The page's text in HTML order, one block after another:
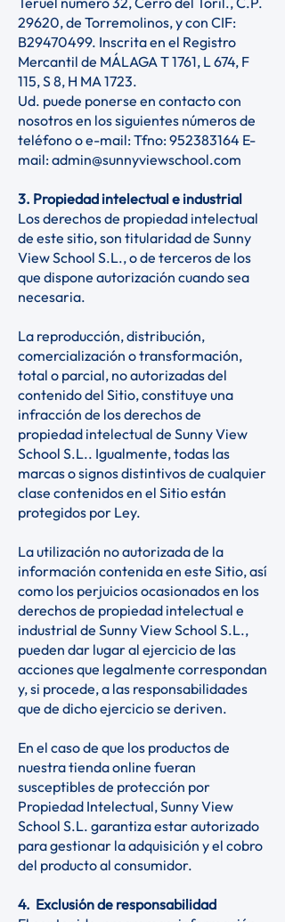
29620, de Torremolinos, y con CIF:
B29470499. Inscrita en el Registro
Mercantil de MÁLAGA T 1761, L 674, F
115, S 8, H MA 1723.
Ud. puede ponerse en contacto con
nosotros en los siguientes números de
teléfono o e-mail: Tfno:952383164 E-
mail:admin@sunnyviewschool.com
3. Propiedad intelectual e industrial
Los derechos de propiedad intelectual
de este sitio, son titularidad de Sunny
View School S.L., o de terceros de los
que dispone autorización cuando sea
necesaria.
La reproducción, distribución,
comercialización o transformación,
total o parcial, no autorizadas del
contenido del Sitio, constituye una
infracción de los derechos de
propiedad intelectual de Sunny View
School S.L.. Igualmente, todas las
marcas o signos distintivos de cualquier
clase contenidos en el Sitio están
protegidos por Ley.
La utilización no autorizada de la
información contenida en este Sitio, así
como los perjuicios ocasionados en los
derechos de propiedad intelectual e
industrial de Sunny View School S.L.,
pueden dar lugar al ejercicio de las
acciones que legalmente correspondan
y, si procede, a las responsabilidades
que de dicho ejercicio se deriven.
En el caso de que los productos de
nuestra tienda online fueran
susceptibles de protección por
Propiedad Intelectual, Sunny View
School S.L. garantiza estar autorizado
para gestionar la adquisición y el cobro
del producto al consumidor.
4. Exclusión de responsabilidad